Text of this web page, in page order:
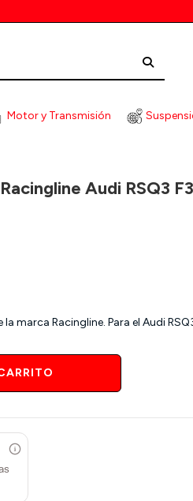
Motor y Transmisión
Audi RSQ3
Racingline. Para el Audi